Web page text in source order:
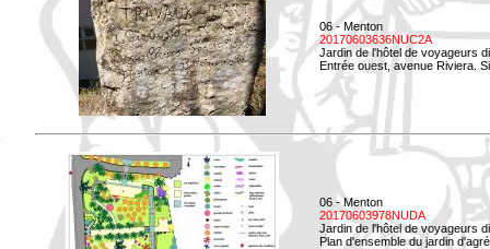
06 - Menton
20170603636NUC2A
Jardin de l'hôtel de voyageurs
Entrée ouest, avenue Riviera.
06 - Menton
20170603978NUDA
Jardin de l'hôtel de voyageurs
Plan d'ensemble du jardin